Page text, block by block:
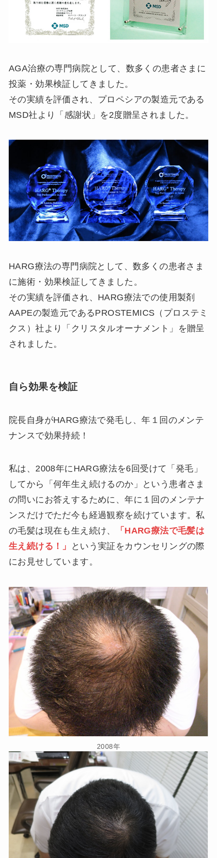
AGA治療の専門病院として、数多くの患者さまに
投薬・効果検証してきました。
その実績を評価され、プロペシアの製造元である
MSD社より「感謝状」を2度贈呈されました。
HARG療法の専門病院として、数多くの患者さま
に施術・効果検証してきました。
その実績を評価され、HARG療法での使用製剤
AAPEの製造元であるPROSTEMICS（プロステミ
クス）社より「クリスタルオーナメント」を贈呈
されました。
自ら効果を検証
院長自身がHARG療法で発毛し、年１回のメンテ
ナンスで効果持続！
私は、2008年にHARG療法を6回受けて「発毛」
してから「何年生え続けるのか」という患者さま
の問いにお答えするために、年に１回のメンテナ
ンスだけでただ今も経過観察を続けています。私
の毛髪は現在も生え続け、
「HARG療法で毛髪は
生え続ける！」
という実証をカウンセリングの際
にお見せしています。
2008年